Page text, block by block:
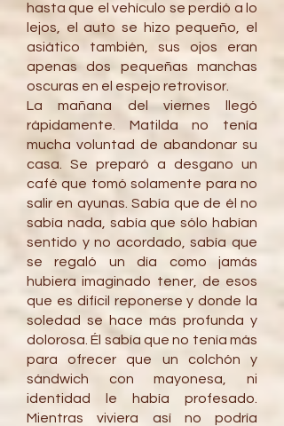
hasta que el vehículo se perdió a lo
lejos, el auto se hizo pequeño, el
asiático también, sus ojos eran
apenas dos pequeñas manchas
oscuras en el espejo retrovisor.
La mañana del viernes llegó
rápidamente. Matilda no tenía
mucha voluntad de abandonar su
casa. Se preparó a desgano un
café que tomó solamente para no
salir en ayunas. Sabía que de él no
sabía nada, sabía que sólo habían
sentido y no acordado, sabía que
se regaló un día como jamás
hubiera imaginado tener, de esos
que es difícil reponerse y donde la
soledad se hace más profunda y
dolorosa. Él sabía que no tenía más
para ofrecer que un colchón y
sándwich con mayonesa, ni
identidad le había profesado.
Mientras viviera así no podría